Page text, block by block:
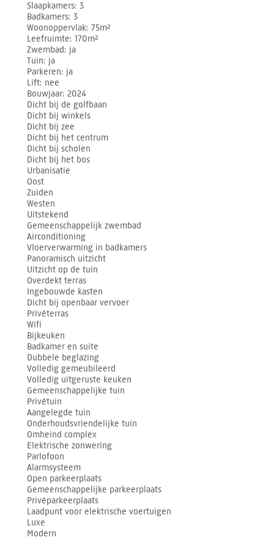
Slaapkamers 3
Badkamers 3
Woonoppervlak 75m²
Leefruimte 170m²
Zwembad ja
Tuin ja
Parkeren ja
Lift nee
Bouwjaar 2024
Dicht bij de golfbaan
Dicht bij winkels
Dicht bij zee
Dicht bij het centrum
Dicht bij scholen
Dicht bij het bos
Urbanisatie
Oost
Zuiden
Westen
Uitstekend
Gemeenschappelijk zwembad
Airconditioning
Vloerverwarming in badkamers
Panoramisch uitzicht
Uitzicht op de tuin
Overdekt terras
Ingebouwde kasten
Dicht bij openbaar vervoer
Privéterras
Wifi
Bijkeuken
Badkamer en suite
Dubbele beglazing
Volledig gemeubileerd
Volledig uitgeruste keuken
Gemeenschappelijke tuin
Privétuin
Aangelegde tuin
Onderhoudsvriendelijke tuin
Omheind complex
Elektrische zonwering
Parlofoon
Alarmsysteem
Open parkeerplaats
Gemeenschappelijke parkeerplaats
Privéparkeerplaats
Laadpunt voor elektrische voertuigen
Luxe
Modern